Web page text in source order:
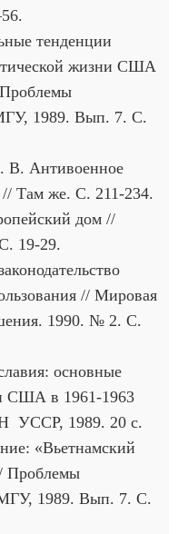
тенденции
жизни США
1989. Вып. 7. С.
Антивоенное
Там же. С. 211-234.
дом //
19-29.
// Мировая
1990. № 2. С.
основные
США в 1961-1963
УССР, 1989. 20 с.
«Вьетнамский
Проблемы
1989. Вып. 7. С.